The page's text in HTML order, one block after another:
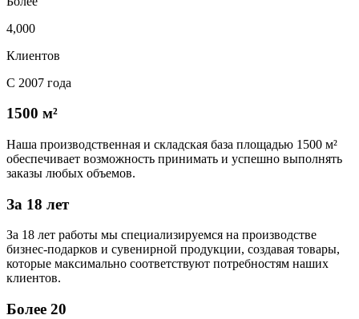
4,000
Клиентов
С 2007 года
1500 м²
Наша производственная и складская база площадью 1500 м²
обеспечивает возможность принимать и успешно выполнять
заказы любых объемов.
За 18 лет
За 18 лет работы мы специализируемся на производстве
бизнес-подарков и сувенирной продукции, создавая товары,
которые максимально соответствуют потребностям наших
клиентов.
Более 20